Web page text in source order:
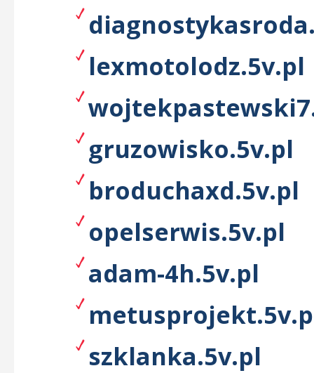
lexmotolodz.5v.pl
gruzowisko.5v.pl
broduchaxd.5v.pl
opelserwis.5v.pl
adam-4h.5v.pl
szklanka.5v.pl